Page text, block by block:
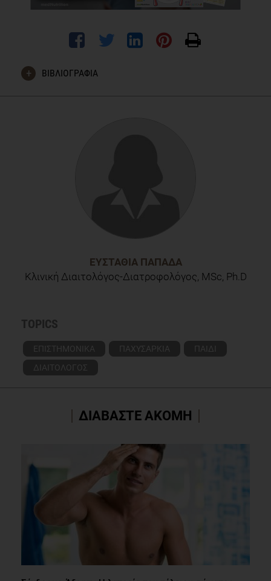
ΒΙΒΛΙΟΓΡΑΦΙΑ
ΕΥΣΤΑΘΊΑ ΠΑΠΑΔΆ
Κλινική Διαιτολόγος-Διατροφολόγος, MSc, Ph.D
TOPICS
ΕΠΙΣΤΗΜΟΝΙΚΑ ΠΑΧΥΣΑΡΚΙΑ
ΠΑΙΔΙ
ΔΙΑΙΤΟΛΟΓΟΣ
ΔΙΑΒΑΣΤΕ ΑΚΟΜΗ